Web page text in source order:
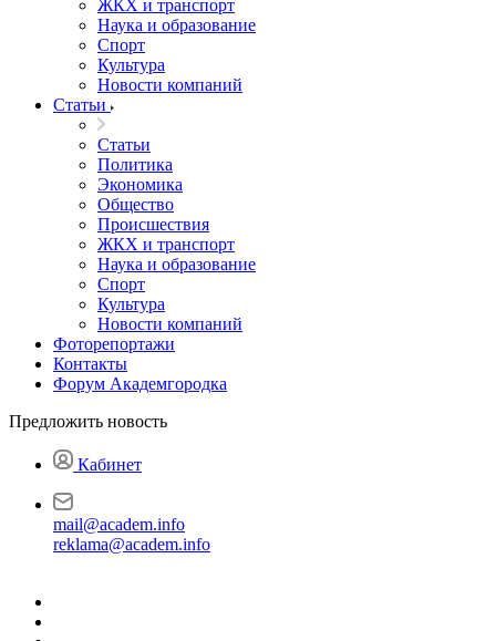
ЖКХ и транспорт
Наука и образование
Спорт
Культура
Новости компаний
Статьи
Статьи
Политика
Экономика
Общество
Происшествия
ЖКХ и транспорт
Наука и образование
Спорт
Культура
Новости компаний
Фоторепортажи
Контакты
Форум Академгородка
Предложить новость
Кабинет
mail@academ.info
reklama@academ.info